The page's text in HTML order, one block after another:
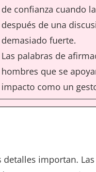
de confianza cuando
después de una
demasiado fuerte.
Las palabras de
hombres que se
impacto como un
detalles importan.